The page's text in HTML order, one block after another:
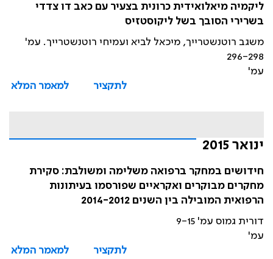
ליקמיה מיאלואידית כרונית בצעיר עם כאב דו צדדי
בשרירי הסובך בשל ליקוסטזיס
משגב רוטנשטרייך, מיכאל לביא ועמיחי רוטנשטרייך. עמ'
296-298
עמ'
לתקציר
למאמר המלא
ינואר 2015
חידושים במחקר ברפואה משלימה ומשולבת: סקירת
מחקרים מבוקרים ואקראיים שפורסמו בעיתונות
הרפואית המובילה בין השנים 2014-2012
דורית גמוס עמ' 9-15
עמ'
לתקציר
למאמר המלא